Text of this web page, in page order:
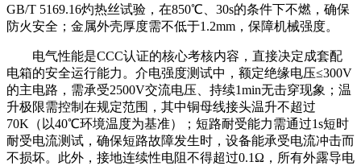
GB/T 5169.16灼热丝试验，在850℃、30s的条件下不燃，确保
防火安全；金属外壳厚度需不低于1.2mm，保障机械强度。
电气性能是CCC认证的核心考核内容，直接决定成套配
电箱的安全运行能力。介电强度测试中，额定绝缘电压≤300V
的主电路，需承受2500V交流电压、持续1min无击穿现象；温
升极限需控制在规定范围，其中铜母线接头温升不超过
70K（以40℃环境温度为基准）；短路耐受能力需通过1s短时
耐受电流测试，确保短路故障发生时，设备能承受电流冲击而
不损坏。此外，接地连续性电阻不得超过0.1Ω，所有外露导电